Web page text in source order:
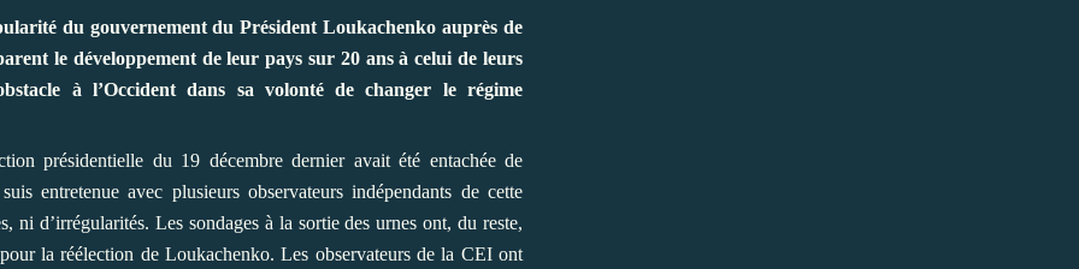
du gouvernement du Président Loukachenko auprès de
le développement de leur pays sur 20 ans à celui de leurs
à l’Occident dans sa volonté de changer le régime
présidentielle du 19 décembre dernier avait été entachée de
entretenue avec plusieurs observateurs indépendants de cette
ni d’irrégularités. Les sondages à la sortie des urnes ont, du reste,
la réélection de Loukachenko. Les observateurs de la CEI ont